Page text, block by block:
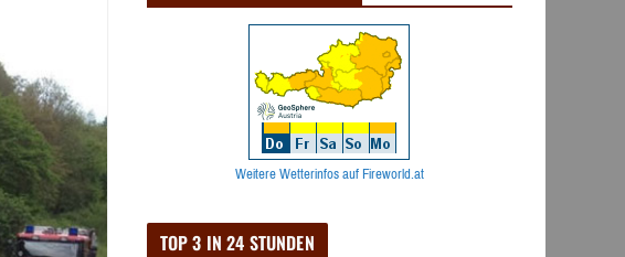
Weitere Wetterinfos auf Fireworld.at
TOP 3 IN 24 STUNDEN